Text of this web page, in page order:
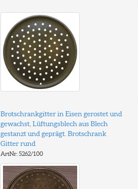
Brotschrankgitter in Eisen gerostet und
gewachst, Lüftungsblech aus Blech
gestanzt und geprägt. Brotschrank
Gitter rund
ArtNr: 5262/100